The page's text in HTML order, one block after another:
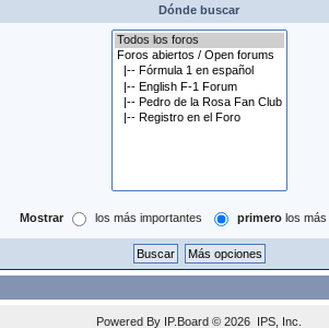
Dónde buscar
Mostrar los más importantes primerolos más
Powered By IP.Board © 2026 IPS, Inc